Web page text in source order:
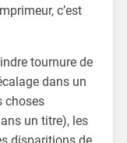
c’est
tournure de
dans un
choses
un titre), les